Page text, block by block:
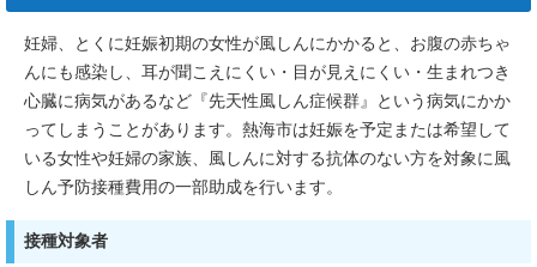
妊婦、とくに妊娠初期の女性が風しんにかかると、お腹の赤ちゃ
んにも感染し、耳が聞こえにくい・目が見えにくい・生まれつき
心臓に病気があるなど『先天性風しん症候群』という病気にかか
ってしまうことがあります。熱海市は妊娠を予定または希望して
いる女性や妊婦の家族、風しんに対する抗体のない方を対象に風
しん予防接種費用の一部助成を行います。
接種対象者